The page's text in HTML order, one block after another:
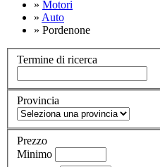
» Motori
» Auto
» Pordenone
Termine di ricerca
Provincia
Prezzo
Minimo